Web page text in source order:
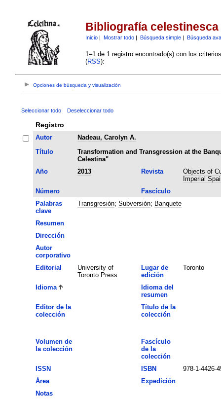
Bibliografía celestinesca
Inicio| Mostrar todo| Búsqueda simple| Búsqueda
1–1 de 1 registro encontrado(s) con los
(RSS):
Opciones de búsqueda y visualización
Seleccionar todo Deseleccionar todo
Registro
Autor
Nadeau, Carolyn A.
Título
Transformation and Transgression at the
Celestina"
Año
2013 Revista
Objects of
Imperial
Número
Fascículo
Palabras
clave
Transgresión; Subversión; Banquete
Resumen
Dirección
Autor
corporativo
Editorial
University of
Toronto Press
Lugar de
edición
Toronto
Idioma
Idioma del
resumen
Editor de la
colección
Título de la
colección
Volumen de
la colección
Fascículo
de la
colección
ISSN
ISBN
978-1-4426-
Área
Expedición
Notas